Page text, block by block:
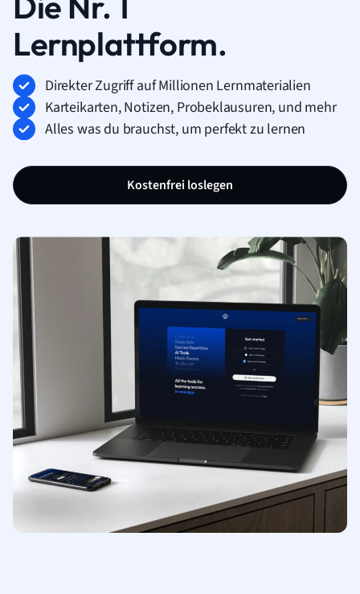
Lernplattform.
Direkter Zugriff auf Millionen Lernmaterialien
Karteikarten, Notizen, Probeklausuren, und mehr
Alles was du brauchst, um perfekt zu lernen
Kostenfrei loslegen